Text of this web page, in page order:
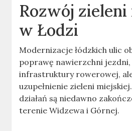
Rozwój zieleni
w Łodzi
Modernizacje łódzkich ulic
poprawę nawierzchni
infrastruktury rowerowej,
uzupełnienie zieleni
działań są niedawno
terenie Widzewa i Górnej.